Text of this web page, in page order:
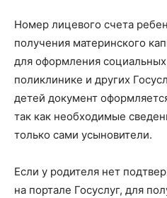
Номер лицевого счета
получения материнского
для оформления
поликлинике и других
детей документ
так как необходимые
только сами усыновители.
Если у родителя нет
на портале Госуслуг, для